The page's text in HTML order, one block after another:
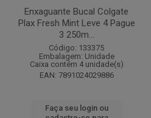
Enxaguante Bucal Colgate
Plax Fresh Mint Leve 4 Pague
3 250m...
Código: 133375
Embalagem: Unidade
Caixa contém 4 unidade(s)
EAN: 7891024029886
Faça seu login ou